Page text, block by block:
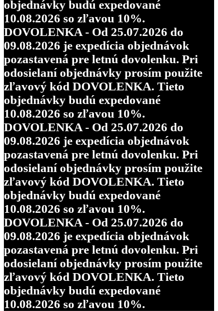
objednávky budú expedované
10.08.2026 so zľavou 10%.
DOVOLENKA - Od 25.07.2026 do
09.08.2026 je expedícia objednávok
pozastavená pre letnú dovolenku. Pri
odosielaní objednávky prosím použite
zľavový kód DOVOLENKA. Tieto
objednávky budú expedované
10.08.2026 so zľavou 10%.
DOVOLENKA - Od 25.07.2026 do
09.08.2026 je expedícia objednávok
pozastavená pre letnú dovolenku. Pri
odosielaní objednávky prosím použite
zľavový kód DOVOLENKA. Tieto
objednávky budú expedované
10.08.2026 so zľavou 10%.
DOVOLENKA - Od 25.07.2026 do
09.08.2026 je expedícia objednávok
pozastavená pre letnú dovolenku. Pri
odosielaní objednávky prosím použite
zľavový kód DOVOLENKA. Tieto
objednávky budú expedované
10.08.2026 so zľavou 10%.